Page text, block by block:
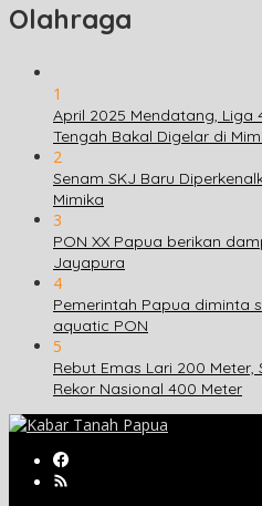
Olahraga
1
April 2025 Mendatang, Liga
Tengah Bakal Digelar di
2
Senam SKJ Baru
Mimika
3
PON XX Papua berikan
Jayapura
4
Pemerintah Papua diminta
aquatic PON
5
Rebut Emas Lari 200
Rekor Nasional 400 Meter